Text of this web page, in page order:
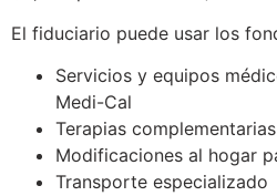
El fiduciario puede usar los
Servicios y equipos
Medi-Cal
Terapias complementarias
Modificaciones al hogar
Transporte especializado